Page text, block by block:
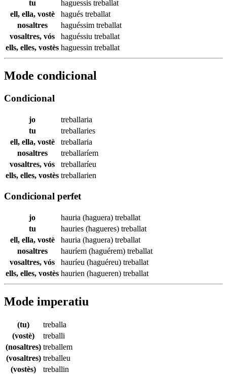
tu
haguessis treballat
ell, ella, vostè
hagués treballat
nosaltres
haguéssim treballat
vosaltres, vós
haguéssiu treballat
ells, elles, vostès haguessin treballat
Mode condicional
Condicional
jo
treballaria
tu
treballaries
ell, ella, vostè
treballaria
nosaltres
treballaríem
vosaltres, vós
treballaríeu
ells, elles, vostès treballarien
Condicional perfet
jo hauria (haguera) treballat
tu
hauries (hagueres) treballat
ell, ella, vostè
hauria (haguera) treballat
nosaltres
hauríem (haguérem) treballat
vosaltres, vós
hauríeu (haguéreu) treballat
ells, elles, vostès haurien (hagueren) treballat
Mode imperatiu
(tu)
treballa
(vostè)
treballi
(nosaltres) treballem
(vosaltres) treballeu
(vostès)
treballin